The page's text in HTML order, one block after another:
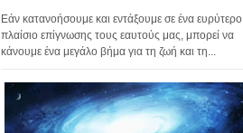
Εάν κατανοήσουμε και εντάξουμε σε ένα ευρύτερο
πλαίσιο επίγνωσης τους εαυτούς μας, μπορεί να
κάνουμε ένα μεγάλο βήμα για τη ζωή και τη...